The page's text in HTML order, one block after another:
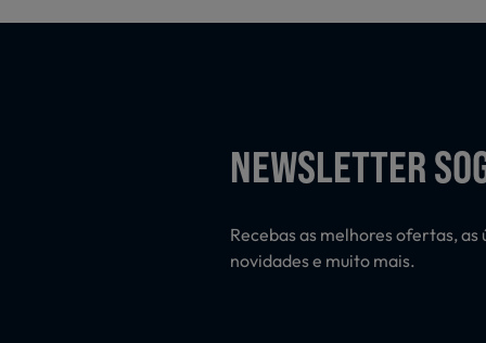
NEWSLETTER
Recebas as melhores ofertas, as
novidades e muito mais.